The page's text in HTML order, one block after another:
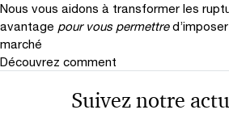
Nous vous aidons à transformer les
avantage pour vous permettre
marché
Découvrez comment
Suivez notre